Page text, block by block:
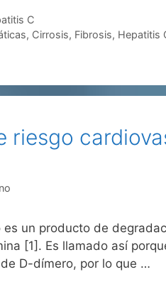
C
, Cirrosis, Fibrosis, Hepatitis
riesgo
es un producto de
[1]. Es llamado así
D-dímero, por lo que …